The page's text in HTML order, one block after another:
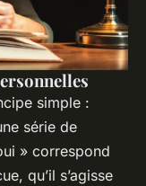
simple :
série de
» correspond
qu’il s’agisse